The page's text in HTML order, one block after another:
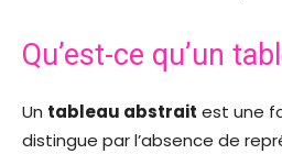
Qu’est-ce qu’un
Un tableau abstrait est une
distingue par l’absence de